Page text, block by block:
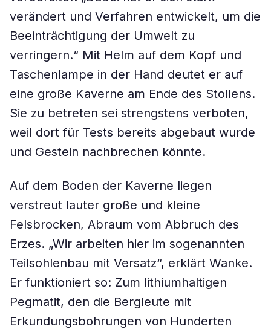
verändert und Verfahren entwickelt, um die
Beeinträchtigung der Umwelt zu
verringern.“ Mit Helm auf dem Kopf und
Taschenlampe in der Hand deutet er auf
eine große Kaverne am Ende des Stollens.
Sie zu betreten sei strengstens verboten,
weil dort für Tests bereits abgebaut wurde
und Gestein nachbrechen könnte.
Auf dem Boden der Kaverne liegen
verstreut lauter große und kleine
Felsbrocken, Abraum vom Abbruch des
Erzes. „Wir arbeiten hier im sogenannten
Teilsohlenbau mit Versatz“, erklärt Wanke.
Er funktioniert so: Zum lithiumhaltigen
Pegmatit, den die Bergleute mit
Erkundungsbohrungen von Hunderten